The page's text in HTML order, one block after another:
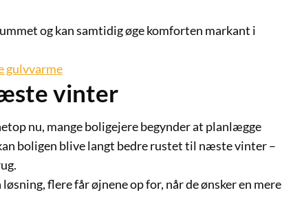
og kan samtidig øge komforten markant i
gulvvarme
vinter
nu, mange boligejere begynder at planlægge
boligen blive langt bedre rustet til næste vinter –
flere får øjnene op for, når de ønsker en mere